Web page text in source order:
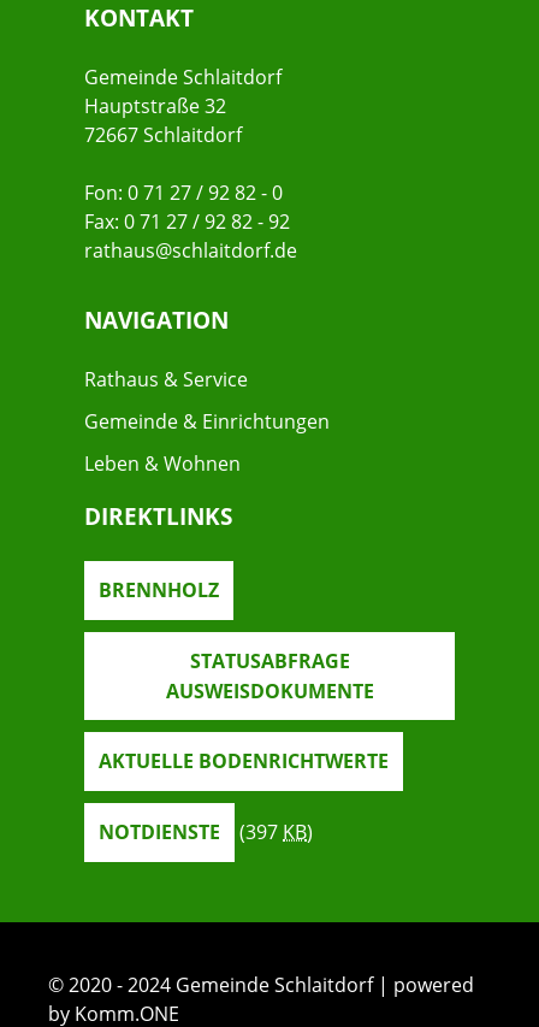
KONTAKT
Gemeinde Schlaitdorf
Hauptstraße 32
72667 Schlaitdorf
Fon: 0 71 27 / 92 82 - 0
Fax: 0 71 27 / 92 82 - 92
rathaus@schlaitdorf.de
NAVIGATION
Rathaus & Service
Gemeinde & Einrichtungen
Leben & Wohnen
DIREKTLINKS
BRENNHOLZ
STATUSABFRAGE
AUSWEISDOKUMENTE
AKTUELLE BODENRICHTWERTE
NOTDIENSTE (397 KB)
© 2020 - 2024 Gemeinde Schlaitdorf | powered
by Komm.ONE